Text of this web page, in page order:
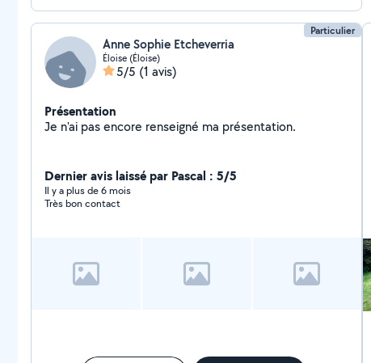
Particulier
Anne Sophie Etcheverria
Éloise (Éloise)
5/5 (1 avis)
Présentation
Je n'ai pas encore renseigné ma présentation.
Dernier avis laissé par Pascal : 5/5
Il y a plus de 6 mois
Très bon contact